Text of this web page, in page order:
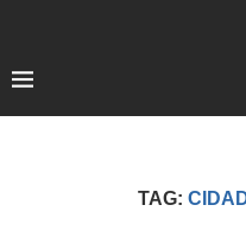
TAG: